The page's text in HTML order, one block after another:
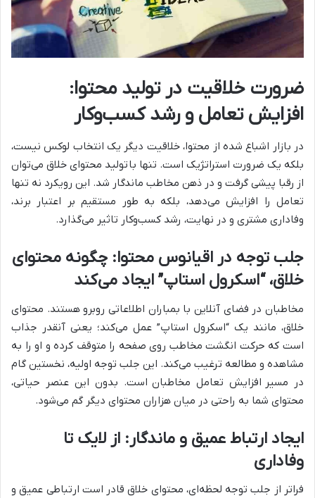
ضرورت خلاقیت در تولید محتوا:
افزایش تعامل و رشد کسب‌وکار
در بازار اشباع شده از محتوا، خلاقیت دیگر یک انتخاب لوکس نیست،
بلکه یک ضرورت استراتژیک است. تنها باتولید محتوای خلاق می‌توان
از رقبا پیشی گرفت و در ذهن مخاطب ماندگار شد. این رویکرد نه تنها
تعامل را افزایش می‌دهد، بلکه به طور مستقیم بر اعتبار برند،
وفاداری مشتری و در نهایت، رشد کسب‌وکار تاثیر می‌گذارد.
جلب توجه در اقیانوس محتوا: چگونه محتوای
خلاق، “اسکرول استاپ” ایجاد می‌کند
مخاطبان در فضای آنلاین با بمباران اطلاعاتی روبرو هستند. محتوای
خلاق، مانند یک “اسکرول استاپ” عمل می‌کند؛ یعنی آنقدر جذاب
است که حرکت انگشت مخاطب روی صفحه را متوقف کرده و او را به
مشاهده و مطالعه ترغیب می‌کند. این جلب توجه اولیه، نخستین گام
در مسیر افزایش تعامل مخاطبان است. بدون این عنصر حیاتی،
محتوای شما به راحتی در میان هزاران محتوای دیگر گم می‌شود.
ایجاد ارتباط عمیق و ماندگار: از لایک تا
وفاداری
فراتر از جلب توجه لحظه‌ای، محتوای خلاق قادر است ارتباطی عمیق و